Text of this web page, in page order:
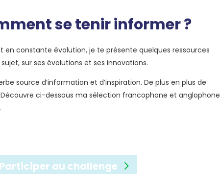
se tenir informer ?
en constante évolution, je te présente quelques ressources
sur ses évolutions et ses innovations.
source d’information et d’inspiration. De plus en plus de
ci-dessous ma sélection francophone et anglophone
Participer au challenge